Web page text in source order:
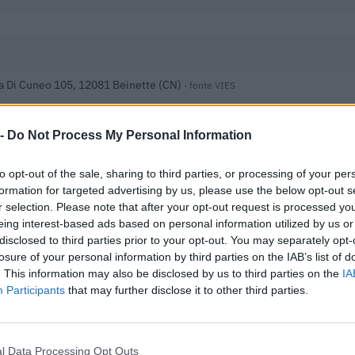
Do Not Process My Personal Information
opt-out of the sale, sharing to third parties, or processing of your
for targeted advertising by us, please use the below opt-out
selection. Please note that after your opt-out request is processed
interest-based ads based on personal information utilized by us
to third parties prior to your opt-out. You may separately
of your personal information by third parties on the IAB’s list of
This information may also be disclosed by us to third parties on the
Participants that may further disclose it to other third parties.
Data Processing Opt Outs
Di Cuneo 105, 12081 Beinette (CN) · fonte VIES
dati nella visura camerale →